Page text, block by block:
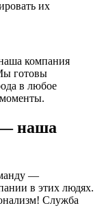
их
компания
готовы
в любое
— наша
—
в этих людях.
Служба